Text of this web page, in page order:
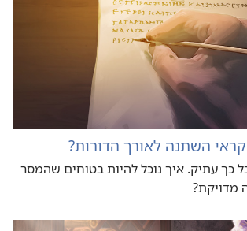
השתנה לאורך הדורות?‏
כך עתיק.‏ איך נוכל להיות בטוחים שהמסר
מדויקת?‏